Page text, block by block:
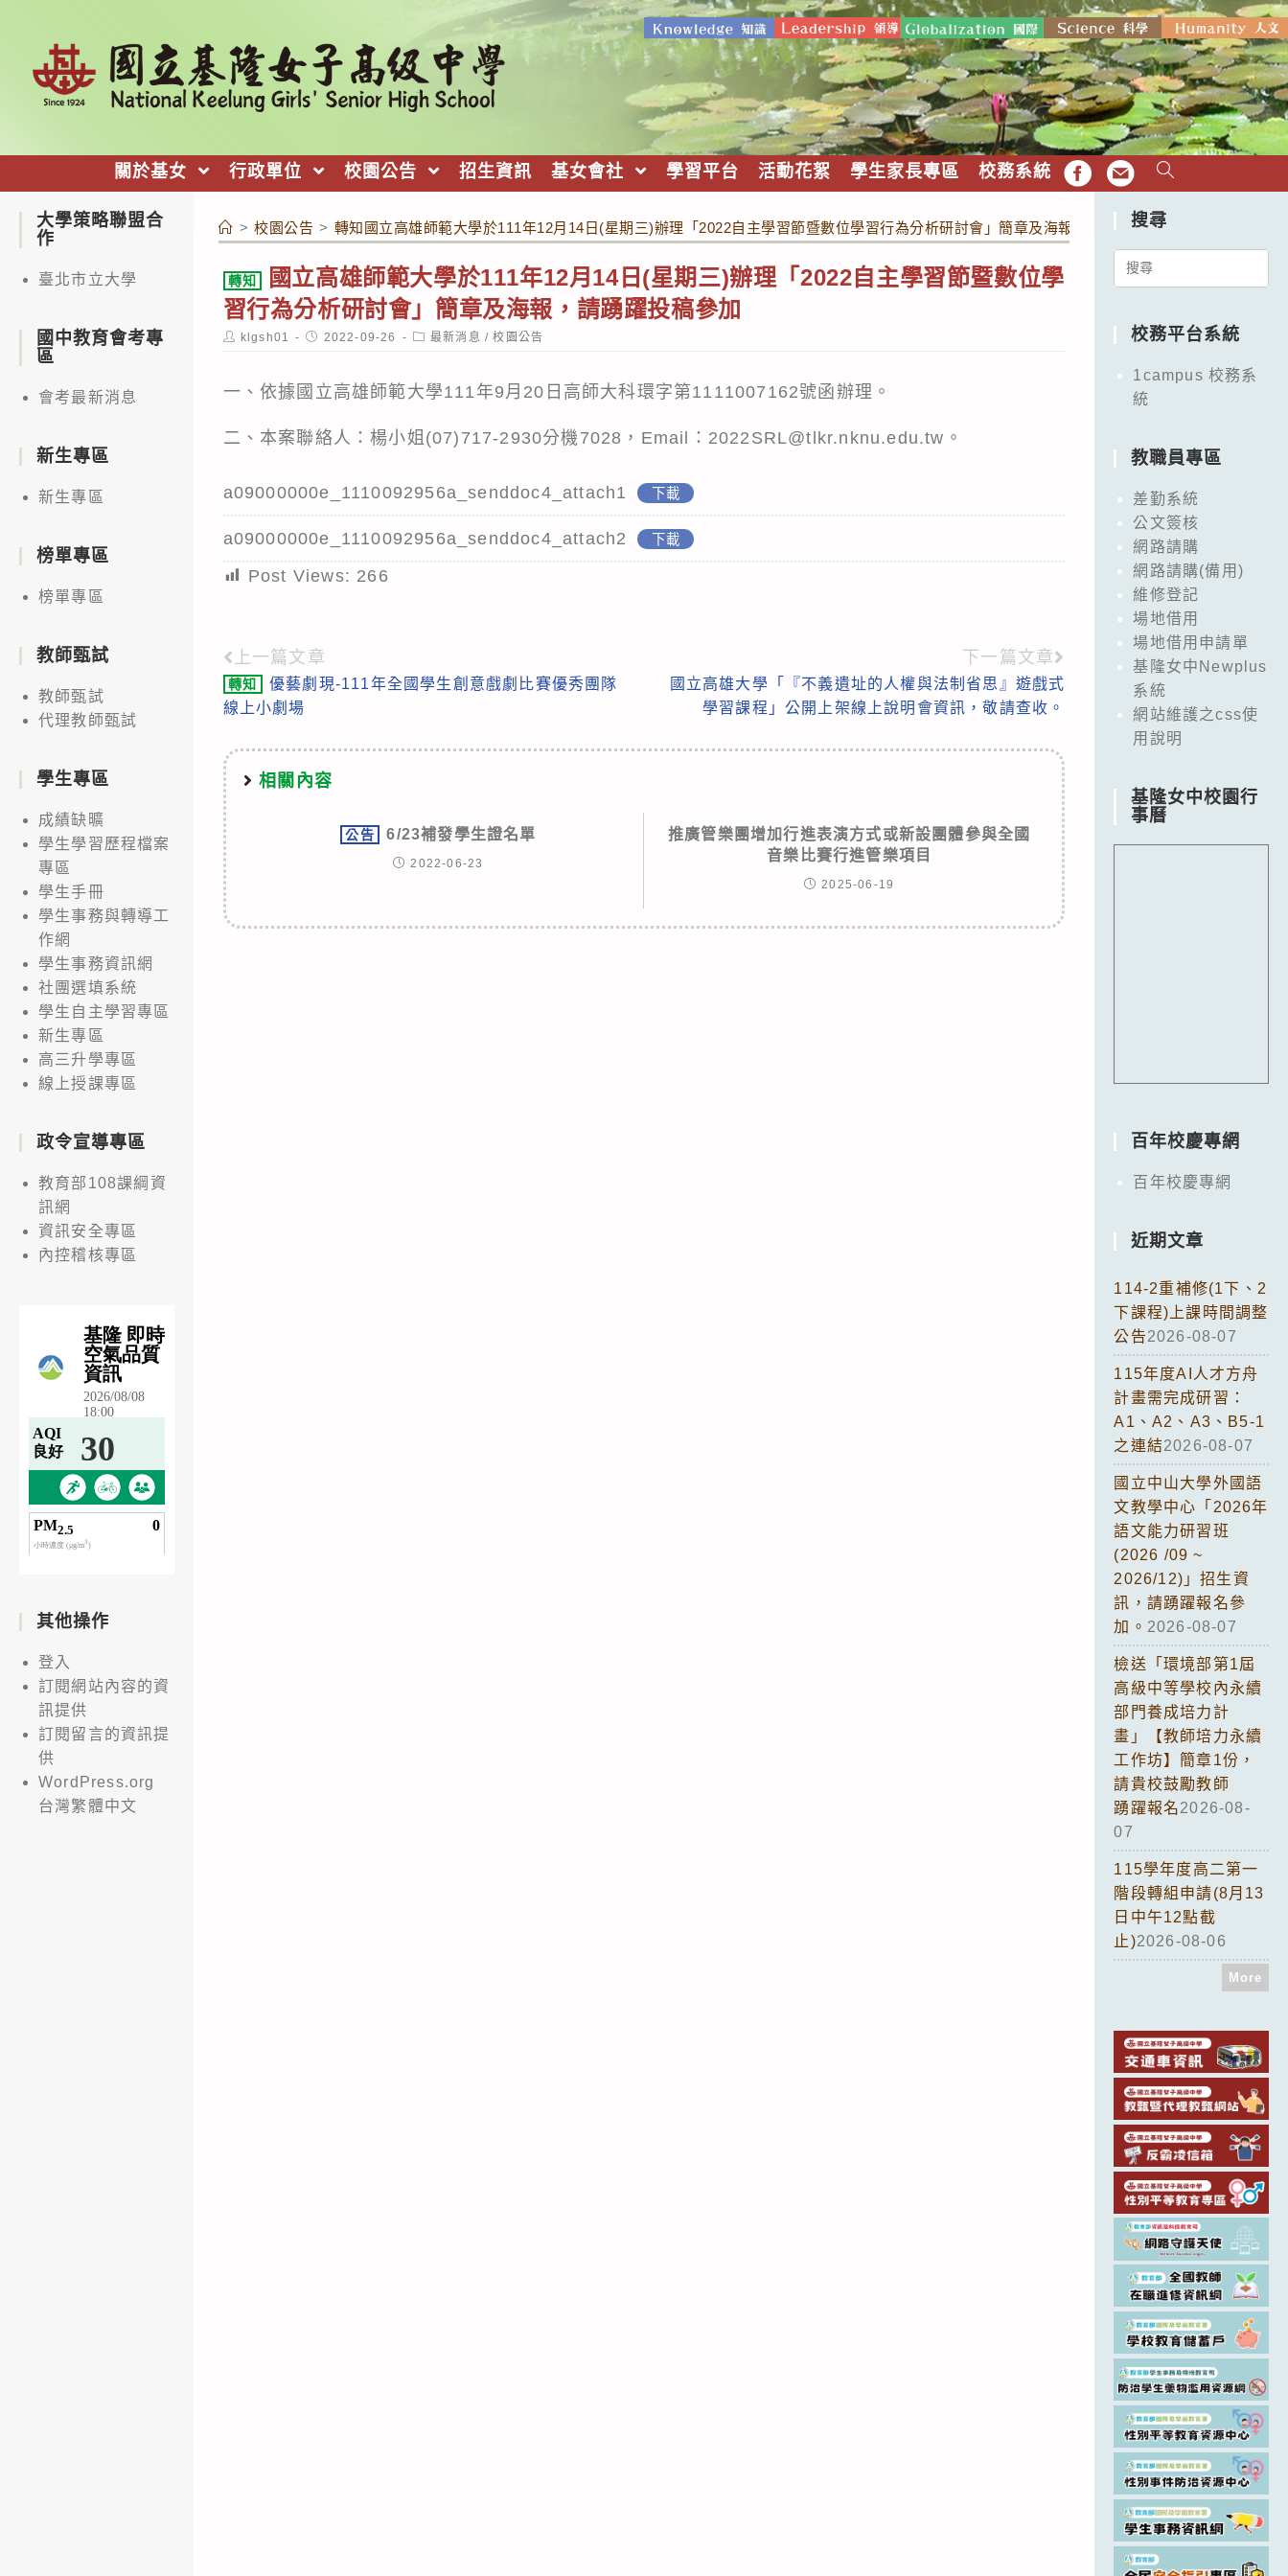
關於基女 行政單位 校園公告 招生資訊 基女會社 學習平台 活動花絮 學生家長專區 校務系統 FB EMAIL
> 校園公告 > 轉知國立高雄師範大學於111年12月14日(星期三)辦理「2022自主學習節暨數位學習行為分析研討會」簡章及海報，請踴躍投稿參加
轉知
國立高雄師範大學於111年12月14日(星期三)辦理「2022自主學習節暨數位學
習行為分析研討會」簡章及海報，請踴躍投稿參加
Post
author:
klgsh01
Post
published:
2022-09-26
Post
category:
最新消息 / 校園公告
一、依據國立高雄師範大學111年9月20日高師大科環字第1111007162號函辦理。
二、本案聯絡人：楊小姐(07)717-2930分機7028，Email：2022SRL@tlkr.nknu.edu.tw。
a09000000e_1110092956a_senddoc4_attach1 下載
a09000000e_1110092956a_senddoc4_attach2 下載
Post Views: 266
Read
more
上一篇文章
轉知
優藝劇現-111年全國學生創意戲劇比賽優秀團隊
線上小劇場
下一篇文章
國立高雄大學「『不義遺址的人權與法制省思』遊戲式
學習課程」公開上架線上說明會資訊，敬請查收。
相關內容
公告 6/23補發學生證名單
2022-06-23
推廣管樂團增加行進表演方式或新設團體參與全國
音樂比賽行進管樂項目
2025-06-19
大學策略聯盟合
作
臺北市立大學
國中教育會考專
區
會考最新消息
新生專區
新生專區
榜單專區
榜單專區
教師甄試
教師甄試
代理教師甄試
學生專區
成績缺曠
學生學習歷程檔案
專區
學生手冊
學生事務與轉導工
作網
學生事務資訊網
社團選填系統
學生自主學習專區
新生專區
高三升學專區
線上授課專區
政令宣導專區
教育部108課綱資
訊網
資訊安全專區
內控稽核專區
其他操作
登入
訂閱網站內容的資
訊提供
訂閱留言的資訊提
供
WordPress.org
台灣繁體中文
搜尋
Search
校務平台系統
1campus 校務系
統
教職員專區
差勤系統
公文簽核
網路請購
網路請購(備用)
維修登記
場地借用
場地借用申請單
基隆女中Newplus
系統
網站維護之css使
用說明
基隆女中校園行
事曆
百年校慶專網
百年校慶專網
近期文章
114-2重補修(1下、2
下課程)上課時間調整
公告2026-08-07
115年度AI人才方舟
計畫需完成研習：
A1、A2、A3、B5-1
之連結2026-08-07
國立中山大學外國語
文教學中心「2026年
語文能力研習班
(2026 /09 ~
2026/12)」招生資
訊，請踴躍報名參
加。 2026-08-07
檢送「環境部第1屆
高級中等學校內永續
部門養成培力計
畫」【教師培力永續
工作坊】簡章1份，
請貴校鼓勵教師
踴躍報名2026-08-
07
115學年度高二第一
階段轉組申請(8月13
日中午12點截
止)2026-08-06
More